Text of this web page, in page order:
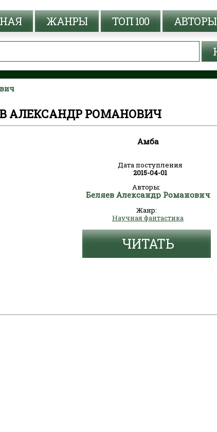
ЖАНРЫ ТОП 100 АВТОРЫ
АЛЕКСАНДР РОМАНОВИЧ
Амба
Дата поступления
2015-04-01
Авторы:
Беляев Александр Романович
Жанр:
Научная фантастика
ЧИТАТЬ